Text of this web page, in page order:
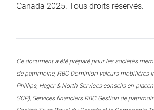
Canada 2025. Tous droits réservés.
Ce document a été préparé pour les sociétés
de patrimoine, RBC Dominion valeurs mobilières
Phillips, Hager & North Services-conseils en
SCP), Services financiers RBC Gestion de